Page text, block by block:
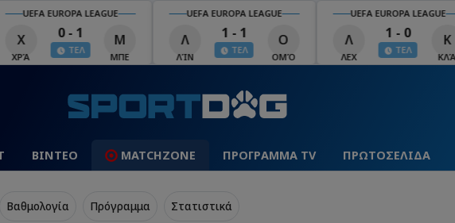
UEFA EUROPA LEAGUE
Χ
ΧΡΆ
0 - 1
ΤΕΛ
Μ
ΜΠΕ
UEFA EUROPA LEAGUE
Λ
ΛΊΝ
1 - 1
ΤΕΛ
Ο
ΟΜΌ
UEFA EUROPA LEAGUE
Λ
ΛΕΧ
1 - 0
ΤΕΛ
Κ
ΚΛΆ
ΒΙΝΤΕΟ MATCHZONE ΠΡΟΓΡΑΜΜΑ TV ΠΡΩΤΟΣΕΛΙΔΑ
Βαθμολογία Πρόγραμμα Στατιστικά